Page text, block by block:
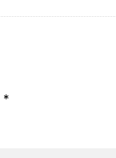
*